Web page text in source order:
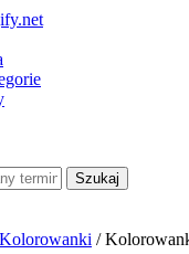
Szukaj
Kolorowanki /